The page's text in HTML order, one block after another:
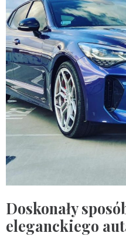
Doskonały
eleganckiego